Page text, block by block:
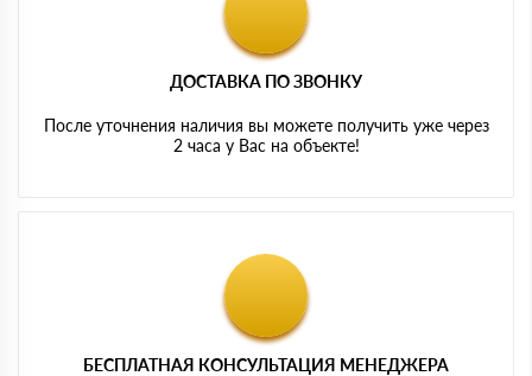
ДОСТАВКА ПО ЗВОНКУ
После уточнения наличия вы можете получить уже через
2 часа у Вас на объекте!
БЕСПЛАТНАЯ КОНСУЛЬТАЦИЯ МЕНЕДЖЕРА